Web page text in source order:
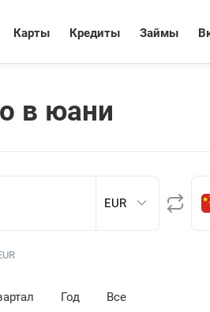
Карты Кредиты Займы
в юани
Год Все